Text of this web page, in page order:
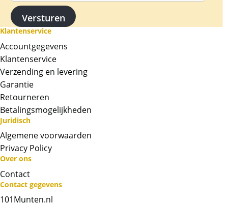
Chat met ons
Klantenservice
Accountgegevens
Klantenservice
Verzending en levering
Garantie
Retourneren
Betalingsmogelijkheden
Juridisch
Algemene voorwaarden
Privacy Policy
Over ons
Contact
Contact gegevens
101Munten.nl